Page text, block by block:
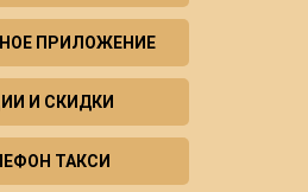
ПРИЛОЖЕНИЕ
И СКИДКИ
ТАКСИ